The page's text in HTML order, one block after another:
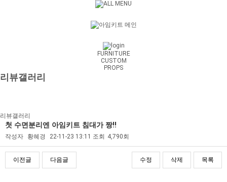
FURNITURE
CUSTOM
PROPS
리뷰갤러리
리뷰갤러리
첫 수면분리엔 아임키트 침대가 짱!!
작성자 황혜경 22-11-23 13:11 조회 4,790회
이전글 다음글 수정 삭제 목록